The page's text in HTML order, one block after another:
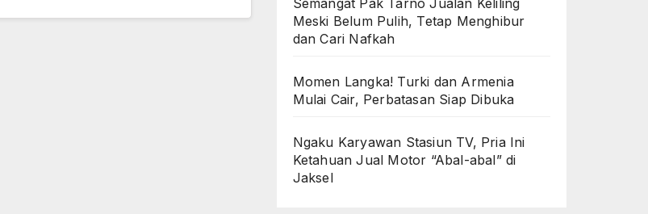
Semangat Pak Tarno Jualan Keliling
Meski Belum Pulih, Tetap Menghibur
dan Cari Nafkah
Momen Langka! Turki dan Armenia
Mulai Cair, Perbatasan Siap Dibuka
Ngaku Karyawan Stasiun TV, Pria Ini
Ketahuan Jual Motor “Abal-abal” di
Jaksel